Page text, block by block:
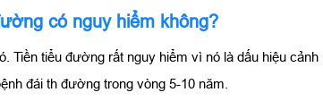
có nguy hiểm không?
Tiền tiểu đường rất nguy hiểm vì nó là dấu hiệu
đái th đường trong vòng 5-10 năm.